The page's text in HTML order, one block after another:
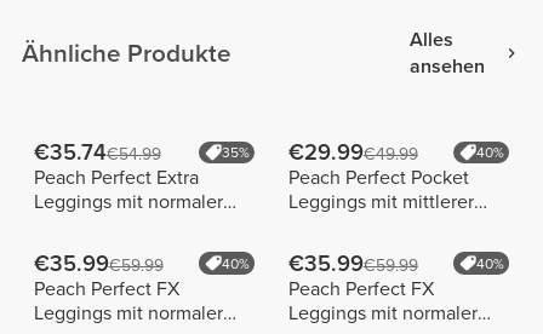
Ähnliche Produkte
Alles
ansehen
€35.74€54.99 35%
Peach Perfect Extra
Leggings mit normaler
€29.99€49.99 40%
Peach Perfect Pocket
Leggings mit mittlerer
€35.99€59.99 40%
Peach Perfect FX
Leggings mit normaler
€35.99€59.99 40%
Peach Perfect FX
Leggings mit normaler